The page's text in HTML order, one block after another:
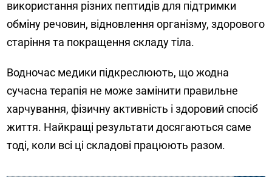
використання різних пептидів для підтримки
обміну речовин, відновлення організму, здорового
старіння та покращення складу тіла.
Водночас медики підкреслюють, що жодна
сучасна терапія не може замінити правильне
харчування, фізичну активність і здоровий спосіб
життя. Найкращі результати досягаються саме
тоді, коли всі ці складові працюють разом.